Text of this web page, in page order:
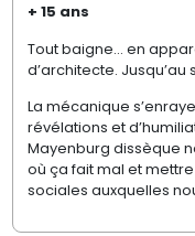
+ 15 ans
Tout baigne… en
d’architecte. Jusqu’au
La mécanique
révélations et
Mayenburg dissèque
où ça fait mal et
sociales auxquelles